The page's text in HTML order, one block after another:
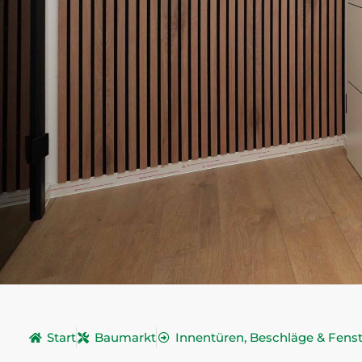
Start Baumarkt Innentüren, Beschläge &